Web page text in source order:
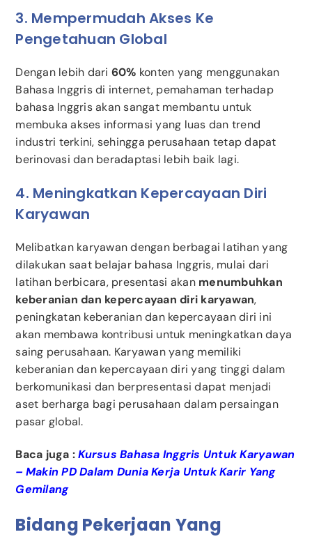
3. Mempermudah Akses Ke
Pengetahuan Global
Dengan lebih dari 60% konten yang menggunakan
Bahasa Inggris di internet, pemahaman terhadap
bahasa Inggris akan sangat membantu untuk
membuka akses informasi yang luas dan trend
industri terkini, sehingga perusahaan tetap dapat
berinovasi dan beradaptasi lebih baik lagi.
4. Meningkatkan Kepercayaan Diri
Karyawan
Melibatkan karyawan dengan berbagai latihan yang
dilakukan saat belajar bahasa Inggris, mulai dari
latihan berbicara, presentasi akanmenumbuhkan
keberanian dan kepercayaan diri karyawan,
peningkatan keberanian dan kepercayaan diri ini
akan membawa kontribusi untuk meningkatkan daya
saing perusahaan. Karyawan yang memiliki
keberanian dan kepercayaan diri yang tinggi dalam
berkomunikasi dan berpresentasi dapat menjadi
aset berharga bagi perusahaan dalam persaingan
pasar global.
Baca juga : Kursus Bahasa Inggris Untuk Karyawan
– Makin PD Dalam Dunia Kerja Untuk Karir Yang
Gemilang
Bidang Pekerjaan Yang